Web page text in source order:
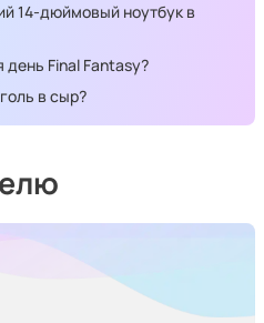
14-дюймовый ноутбук в
Final Fantasy?
в сыр?